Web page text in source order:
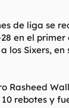
de liga se
en el
los Sixers,
Rasheed
rebotes y